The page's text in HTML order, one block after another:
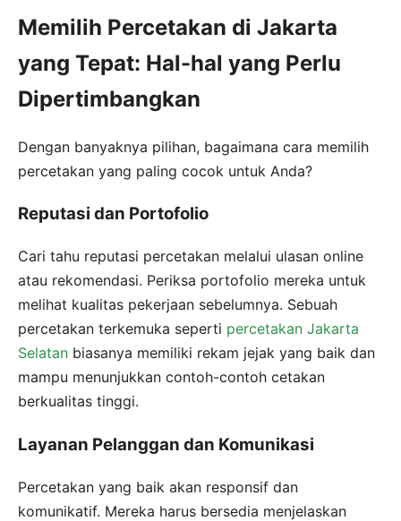
Memilih Percetakan di Jakarta
yang Tepat: Hal-hal yang Perlu
Dipertimbangkan
Dengan banyaknya pilihan, bagaimana cara memilih
percetakan yang paling cocok untuk Anda?
Reputasi dan Portofolio
Cari tahu reputasi percetakan melalui ulasan online
atau rekomendasi. Periksa portofolio mereka untuk
melihat kualitas pekerjaan sebelumnya. Sebuah
percetakan terkemuka seperti percetakan Jakarta
Selatan biasanya memiliki rekam jejak yang baik dan
mampu menunjukkan contoh-contoh cetakan
berkualitas tinggi.
Layanan Pelanggan dan Komunikasi
Percetakan yang baik akan responsif dan
komunikatif. Mereka harus bersedia menjelaskan